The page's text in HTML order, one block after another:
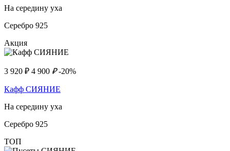
На середину уха
Серебро 925
Акция
3 920 ₽ 4 900 ₽ -20%
Кафф СИЯНИЕ
На середину уха
Серебро 925
ТОП